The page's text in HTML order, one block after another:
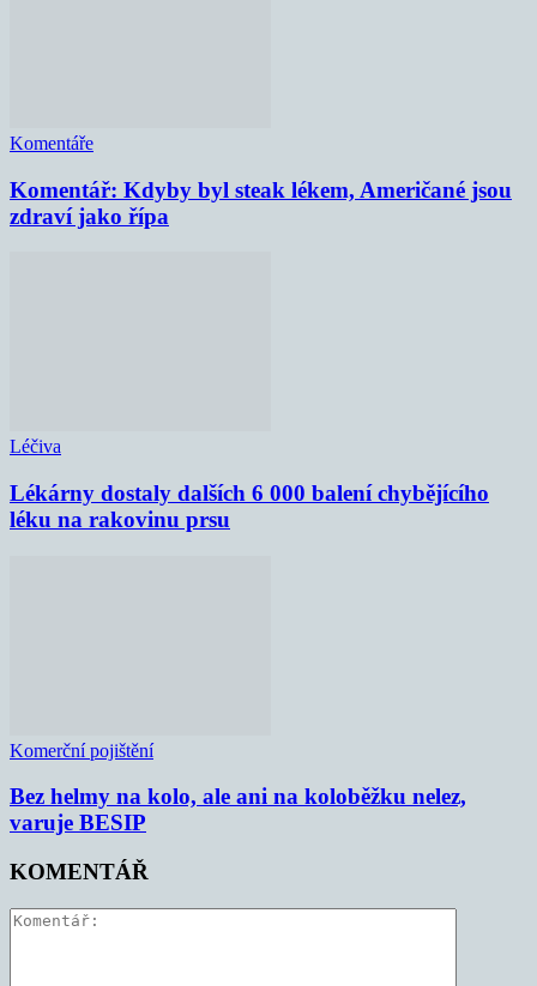
Komentáře
Komentář: Kdyby byl steak lékem, Američané jsou
zdraví jako řípa
Léčiva
Lékárny dostaly dalších 6 000 balení chybějícího
léku na rakovinu prsu
Komerční pojištění
Bez helmy na kolo, ale ani na koloběžku nelez,
varuje BESIP
KOMENTÁŘ